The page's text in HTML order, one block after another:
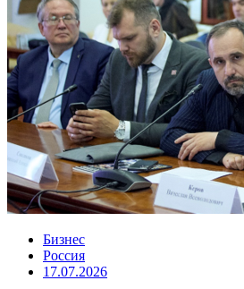
Бизнес
Россия
17.07.2026